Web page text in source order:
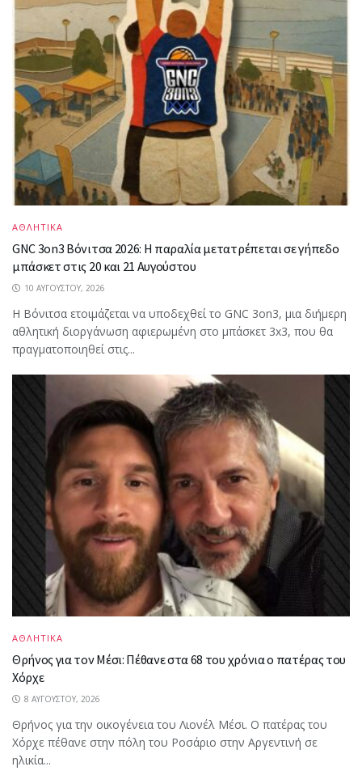
ΑΘΛΗΤΙΚΑ
GNC 3on3 Βόνιτσα 2026: Η παραλία μετατρέπεται σε γήπεδο
μπάσκετ στις 20 και 21 Αυγούστου
10 ΑΥΓΟΎΣΤΟΥ, 2026
Η Βόνιτσα ετοιμάζεται να υποδεχθεί το GNC 3on3, μια διήμερη
αθλητική διοργάνωση αφιερωμένη στο μπάσκετ 3x3, που θα
πραγματοποιηθεί στις...
ΑΘΛΗΤΙΚΑ
Θρήνος για τον Μέσι: Πέθανε στα 68 του χρόνια ο πατέρας του
Χόρχε
8 ΑΥΓΟΎΣΤΟΥ, 2026
Θρήνος για την οικογένεια του Λιονέλ Μέσι. Ο πατέρας του
Χόρχε πέθανε στην πόλη του Ροσάριο στην Αργεντινή σε
ηλικία...